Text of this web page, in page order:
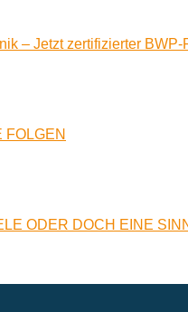
– Jetzt zertifizierter
FOLGEN
ODER DOCH EINE